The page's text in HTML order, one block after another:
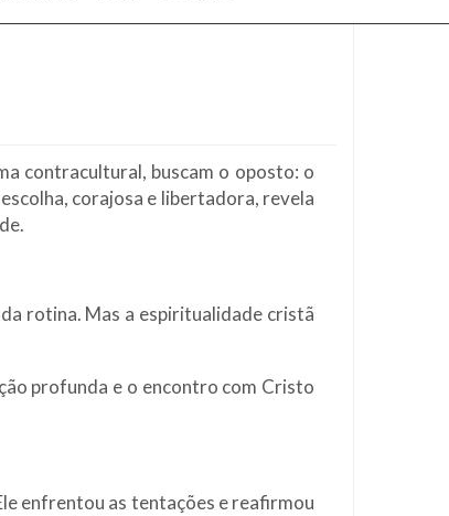
contracultural, buscam o oposto: o
corajosa e libertadora, revela
rotina. Mas a espiritualidade cristã
profunda e o encontro com Cristo
enfrentou as tentações e reafirmou